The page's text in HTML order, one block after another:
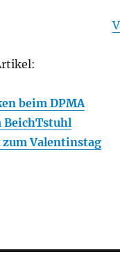
beim DPMA
BeichTstuhl
zum Valentinstag